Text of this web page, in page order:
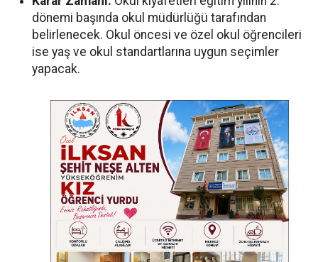
dönemi başında okul müdürlüğü tarafından
belirlenecek. Okul öncesi ve özel okul öğrencileri
ise yaş ve okul standartlarına uygun seçimler
yapacak.